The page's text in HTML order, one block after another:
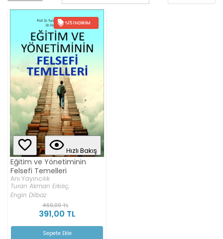
%15 İNDIRIM
Hızlı Bakış
Eğitim ve Yönetiminin
Felsefi Temelleri
Anı Yayıncılık
Turan Akman Erkılıç,
Engin Dilbaz
460,00 TL
391,00 TL
Sepete Ekle